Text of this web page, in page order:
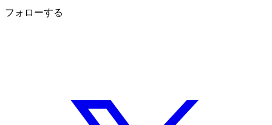
フォローする